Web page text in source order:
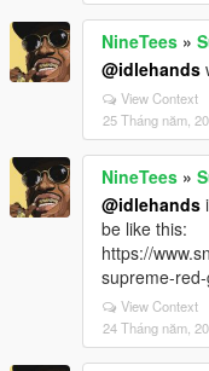
NineTees »
@idlehands
View Context
25 Tháng năm,
NineTees »
@idlehands
be like this:
https://
supreme-
View Context
24 Tháng năm,